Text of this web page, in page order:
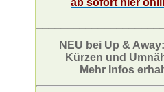
NEU bei Up &
Kürzen und
Mehr Infos